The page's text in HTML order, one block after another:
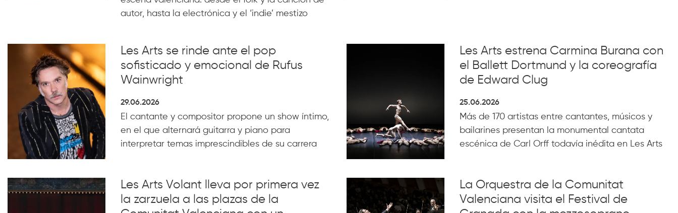
autor, hasta la electrónica y el ‘indie’ mestizo
Les Arts se rinde ante el pop
sofisticado y emocional de Rufus
Wainwright
29.06.2026
El cantante y compositor propone un show íntimo,
en el que alternará guitarra y piano para
interpretar temas imprescindibles de su carrera
Les Arts estrena Carmina Burana con
el Ballett Dortmund y la coreografía
de Edward Clug
25.06.2026
Más de 170 artistas entre cantantes, músicos y
bailarines presentan la monumental cantata
escénica de Carl Orff todavía inédita en Les Arts
Les Arts Volant lleva por primera vez
la zarzuela a las plazas de la
La Orquestra de la Comunitat
Valenciana visita el Festival de